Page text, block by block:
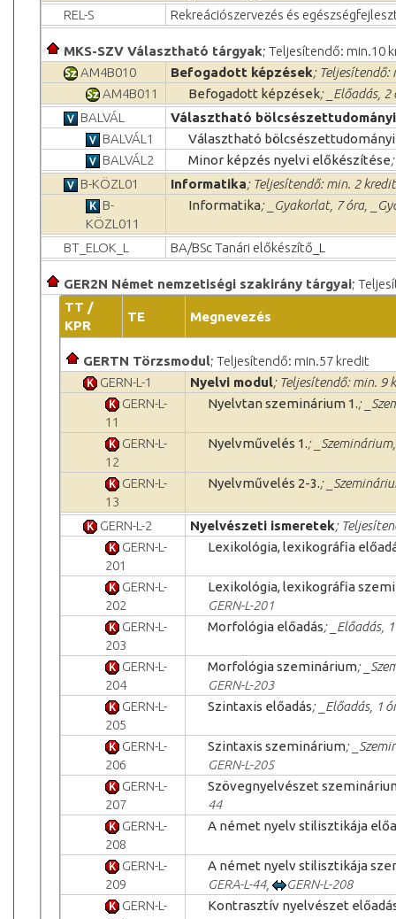
REL-S
Rekreációszervezés és
MKS-SZV Választható tárgyak; Teljesítendő: min.10
AM4B010
Befogadott képzések; Teljesítendő:
AM4B011
Befogadott képzések; _Előadás,
BALVÁL
Választható
BALVÁL1
Választható
BALVÁL2
Minor képzés nyelvi előkészítése
B-KÖZL01
Informatika; Teljesítendő: min. 2 kredit
B-
KÖZL011
Informatika; _Gyakorlat, 7 óra,
BT_ELOK_L BA/BSc Tanári előkészítő_L
GER2N Német nemzetiségi szakirány tárgyai;
TT /
KPR
TE Megnevezés
GERTN Törzsmodul; Teljesítendő: min.57 kredit
GERN-L-1
Nyelvi modul; Teljesítendő: min. 9
GERN-L-
11
Nyelvtan szeminárium 1.;
GERN-L-
12
Nyelvművelés 1.;
GERN-L-
13
Nyelvművelés 2-3.;
GERN-L-2 Nyelvészeti ismeretek;
GERN-L-
201
Lexikológia, lexikográfia
GERN-L-
202
Lexikológia, lexikográfia
GERN-L-201
GERN-L-
203
Morfológia előadás; _Előadás,
GERN-L-
204
Morfológia szeminárium;
GERN-L-203
GERN-L-
205
Szintaxis előadás; _Előadás, 1
GERN-L-
206
Szintaxis szeminárium;
GERN-L-205
GERN-L-
207
Szövegnyelvészet
44
GERN-L-
208
A német nyelv stilisztikája
GERN-L-
209
A német nyelv stilisztikája
GERA-L-44,
GERN-L-208
GERN-L-
Kontrasztív nyelvészet